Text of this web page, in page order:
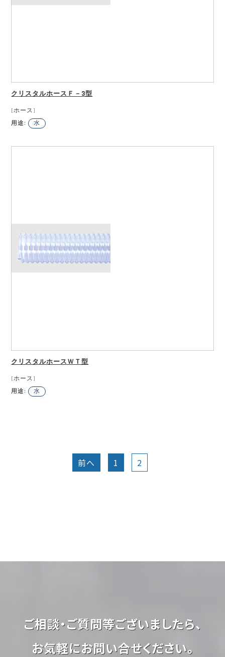
クリスタルホースＦ－3型
[ホース]
用途:
水
クリスタルホースＷＴ型
[ホース]
用途:
水
前へ 1 2
ご相談・ご質問等ございましたら、
お気軽にお問い合せください。